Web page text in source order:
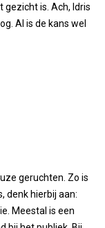
gezicht is. Ach, Idris
Al is de kans wel
geruchten. Zo is
denk hierbij aan:
Meestal is een